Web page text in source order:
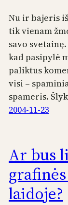
Nu ir bajeris
tik vienam
savo
kad pasipylė
paliktus
visi –
spameris.
2004-11-23
Ar bus
laidoje?